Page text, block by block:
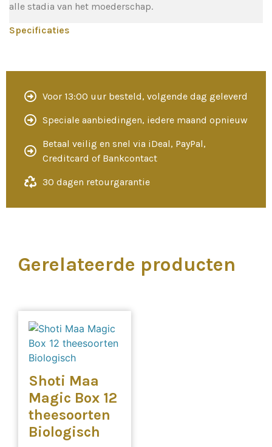
alle stadia van het moederschap.
Specificaties
Voor 13:00 uur besteld, volgende dag geleverd
Speciale aanbiedingen, iedere maand opnieuw
Betaal veilig en snel via iDeal, PayPal,
Creditcard of Bankcontact
30 dagen retourgarantie
Gerelateerde producten
Shoti Maa
Magic Box 12
theesoorten
Biologisch